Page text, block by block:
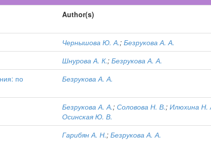
Author(s)
Чернышова Ю. А.; Безрукова А. А.
Шнурова А. К.; Безрукова А. А.
по
Безрукова А. А.
Безрукова А. А.; Соловова Н. В.; Илюхина Н.
Осинская Ю. В.
Гарибян А. Н.; Безрукова А. А.